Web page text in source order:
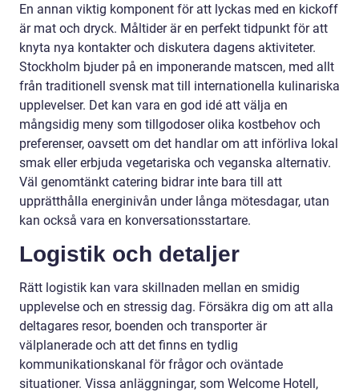
En annan viktig komponent för att lyckas med en kickoff
är mat och dryck. Måltider är en perfekt tidpunkt för att
knyta nya kontakter och diskutera dagens aktiviteter.
Stockholm bjuder på en imponerande matscen, med allt
från traditionell svensk mat till internationella kulinariska
upplevelser. Det kan vara en god idé att välja en
mångsidig meny som tillgodoser olika kostbehov och
preferenser, oavsett om det handlar om att införliva lokal
smak eller erbjuda vegetariska och veganska alternativ.
Väl genomtänkt catering bidrar inte bara till att
upprätthålla energinivån under långa mötesdagar, utan
kan också vara en konversationsstartare.
Logistik och detaljer
Rätt logistik kan vara skillnaden mellan en smidig
upplevelse och en stressig dag. Försäkra dig om att alla
deltagares resor, boenden och transporter är
välplanerade och att det finns en tydlig
kommunikationskanal för frågor och oväntade
situationer. Vissa anläggningar, som Welcome Hotell,